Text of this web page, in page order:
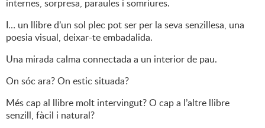
internes, sorpresa, paraules i somriures.
I… un llibre d’un sol plec pot ser per la seva senzillesa, una
poesia visual, deixar-te embadalida.
Una mirada calma connectada a un interior de pau.
On sóc ara? On estic situada?
Més cap al llibre molt intervingut? O cap a l’altre llibre
senzill, fàcil i natural?